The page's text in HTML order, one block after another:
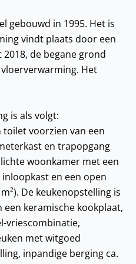
gebouwd in 1995. Het is
vindt plaats door een
de begane grond
Het
is als volgt:
toilet voorzien van een
en trapopgang
woonkamer met een
en een open
De keukenopstelling is
keramische kookplaat,
vriescombinatie,
met witgoed
inpandige berging ca.